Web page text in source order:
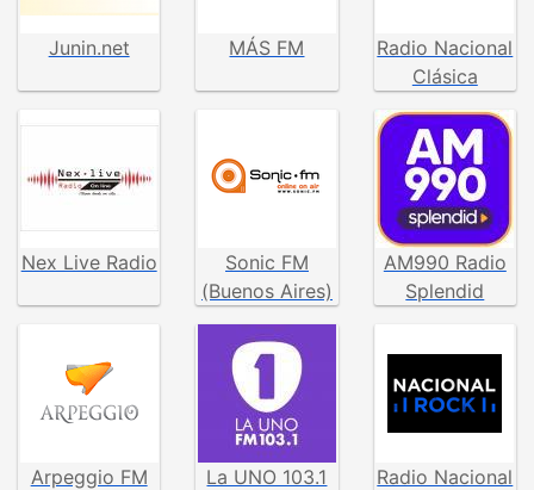
Junin.net MÁS FM
Radio Nacional
Clásica
Nex Live Radio
Sonic FM
(Buenos Aires)
AM990 Radio
Splendid
Arpeggio FM
La UNO 103.1
Radio Nacional